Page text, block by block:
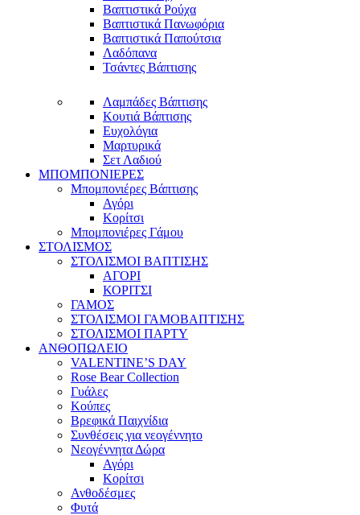
Βαπτιστικά Ρούχα
Βαπτιστικά Πανωφόρια
Βαπτιστικά Παπούτσια
Λαδόπανα
Τσάντες Βάπτισης
Λαμπάδες Βάπτισης
Κουτιά Βάπτισης
Ευχολόγια
Μαρτυρικά
Σετ Λαδιού
ΜΠΟΜΠΟΝΙΕΡΕΣ
Μπομπονιέρες Βάπτισης
Αγόρι
Κορίτσι
Μπομπονιέρες Γάμου
ΣΤΟΛΙΣΜΟΣ
ΣΤΟΛΙΣΜΟΙ ΒΑΠΤΙΣΗΣ
ΑΓΟΡΙ
ΚΟΡΙΤΣΙ
ΓΑΜΟΣ
ΣΤΟΛΙΣΜΟΙ ΓΑΜΟΒΑΠΤΙΣΗΣ
ΣΤΟΛΙΣΜΟΙ ΠΑΡΤΥ
ΑΝΘΟΠΩΛΕΙΟ
VALENTINE’S DAY
Rose Bear Collection
Γυάλες
Κούπες
Βρεφικά Παιχνίδια
Συνθέσεις για νεογέννητο
Νεογέννητα Δώρα
Αγόρι
Κορίτσι
Ανθοδέσμες
Φυτά